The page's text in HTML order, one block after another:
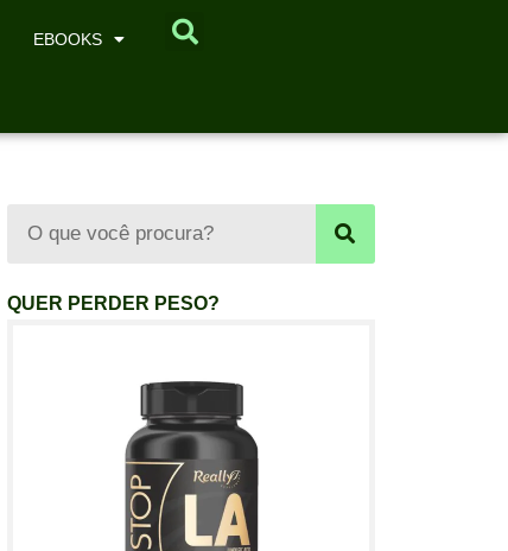
EBOOKS
QUER PERDER PESO?